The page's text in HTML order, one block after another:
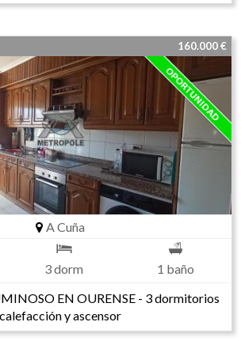
160.000 €
A Cuña
3 dorm
1 baño
EN OURENSE - 3 dormitorios
calefacción y ascensor